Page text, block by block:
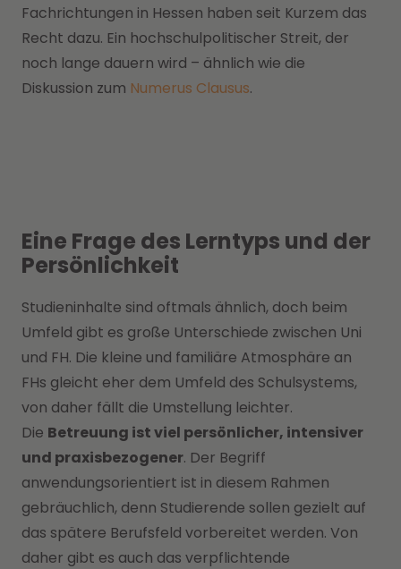
Fachrichtungen in Hessen haben seit Kurzem das
Recht dazu. Ein hochschulpolitischer Streit, der
noch lange dauern wird – ähnlich wie die
Diskussion zum Numerus Clausus.
Eine Frage des Lerntyps und der
Persönlichkeit
Studieninhalte sind oftmals ähnlich, doch beim
Umfeld gibt es große Unterschiede zwischen Uni
und FH. Die kleine und familiäre Atmosphäre an
FHs gleicht eher dem Umfeld des Schulsystems,
von daher fällt die Umstellung leichter.
Die Betreuung ist viel persönlicher, intensiver
und praxisbezogener. Der Begriff
anwendungsorientiert ist in diesem Rahmen
gebräuchlich, denn Studierende sollen gezielt auf
das spätere Berufsfeld vorbereitet werden. Von
daher gibt es auch das verpflichtende